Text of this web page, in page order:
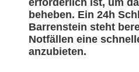
erforderlich ist, um
beheben. Ein 24h
Barrenstein steht
Notfällen eine
anzubieten.